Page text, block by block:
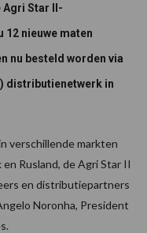
Agri Star II-
nieuwe maten
nu besteld worden via
distributienetwerk in
verschillende markten
Rusland, de Agri Star II
en distributiepartners
Noronha, President